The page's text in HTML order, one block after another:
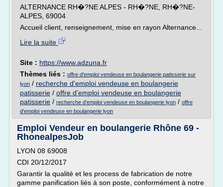
ALTERNANCE RH�?NE ALPES - RH�?NE, RH�?NE-
ALPES, 69004
Accueil client, renseignement, mise en rayon Alternance...
Lire la suite
Site : https://www.adzuna.fr
Thèmes liés : offre d'emploi vendeuse en boulangerie patisserie sur
lyon / recherche d'emploi vendeuse en boulangerie
patisserie / offre d'emploi vendeuse en boulangerie
patisserie / recherche d'emploi vendeuse en boulangerie lyon / offre
d'emploi vendeuse en boulangerie lyon
Emploi Vendeur en boulangerie Rhône 69 -
RhonealpesJob
LYON 08 69008
CDI 20/12/2017
Garantir la qualité et les process de fabrication de notre
gamme panification liés à son poste, conformément à notre